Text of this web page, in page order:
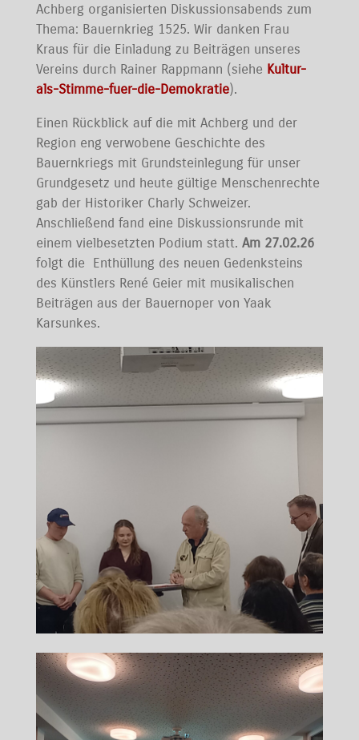
Achberg organisierten Diskussionsabends zum
Thema: Bauernkrieg 1525. Wir danken Frau
Kraus für die Einladung zu Beiträgen unseres
Vereins durch Rainer Rappmann (siehe Kultur-
als-Stimme-fuer-die-Demokratie).
Einen Rückblick auf die mit Achberg und der
Region eng verwobene Geschichte des
Bauernkriegs mit Grundsteinlegung für unser
Grundgesetz und heute gültige Menschenrechte
gab der Historiker Charly Schweizer.
Anschließend fand eine Diskussionsrunde mit
einem vielbesetzten Podium statt. Am 27.02.26
folgt die Enthüllung des neuen Gedenksteins
des Künstlers René Geier mit musikalischen
Beiträgen aus der Bauernoper von Yaak
Karsunkes.